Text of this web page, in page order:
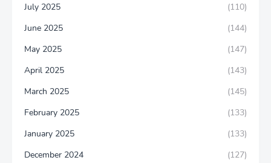
July 2025
(110)
June 2025
(144)
May 2025
(147)
April 2025
(143)
March 2025
(145)
February 2025
(133)
January 2025
(133)
December 2024
(127)